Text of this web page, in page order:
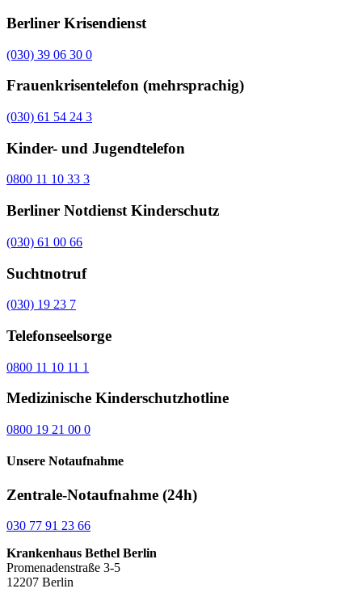
Berliner Krisendienst
(030) 39 06 30 0
Frauenkrisentelefon (mehrsprachig)
(030) 61 54 24 3
Kinder- und Jugendtelefon
0800 11 10 33 3
Berliner Notdienst Kinderschutz
(030) 61 00 66
Suchtnotruf
(030) 19 23 7
Telefonseelsorge
0800 11 10 11 1
Medizinische Kinderschutzhotline
0800 19 21 00 0
Unsere Notaufnahme
Zentrale-Notaufnahme (24h)
030 77 91 23 66
Krankenhaus Bethel Berlin
Promenadenstraße 3-5
12207 Berlin